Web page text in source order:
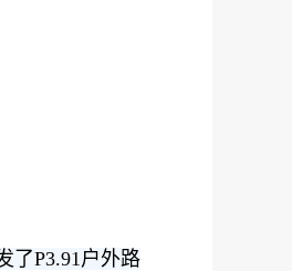
了P3.91户外路